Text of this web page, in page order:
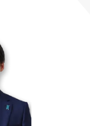
くん』